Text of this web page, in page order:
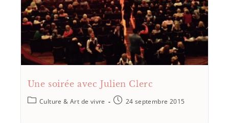
Une soirée avec Julien Clerc
Culture & Art de vivre 24 septembre 2015